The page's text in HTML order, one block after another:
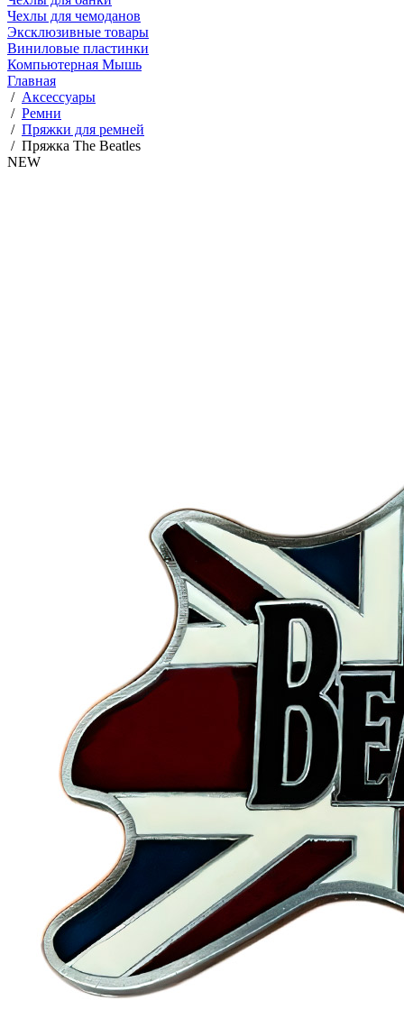
Чехлы для чемоданов
Эксклюзивные товары
Виниловые пластинки
Компьютерная Мышь
Главная
/ Аксессуары
/ Ремни
/ Пряжки для ремней
/ Пряжка The Beatles
NEW